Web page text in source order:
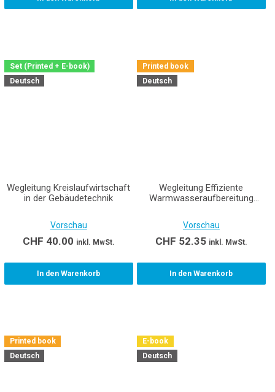
Set (Printed + E-book)
Deutsch
Wegleitung Kreislaufwirtschaft
in der Gebäudetechnik
Vorschau
CHF 40.00 inkl. MwSt.
In den Warenkorb
Printed book
Deutsch
Wegleitung Effiziente
Warmwasseraufbereitung
Vorschau
CHF 52.35 inkl. MwSt.
In den Warenkorb
Printed book
Deutsch
E-book
Deutsch